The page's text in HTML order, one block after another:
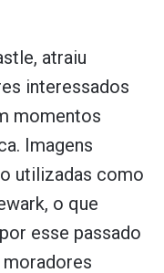
atraiu
interessados
momentos
Imagens
utilizadas como
o que
esse passado